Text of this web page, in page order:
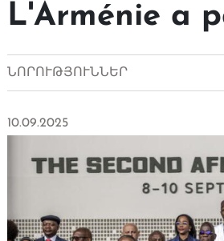
L'Arménie a
ՆՈՐՈՒԹՅՈՒՆՆԵՐ
10.09.2025